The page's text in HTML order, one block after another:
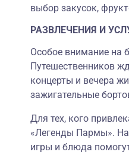
выбор закусок,
РАЗВЛЕЧЕНИЯ И
Особое внимание на
Путешественников
концерты и вечера
зажигательные
Для тех, кого
«Легенды Пармы».
игры и блюда